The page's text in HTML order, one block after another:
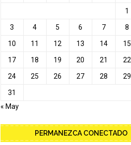
1
3 4 5 6 7 8
10 11 12 13 14 15
17 18 19 20 21 22
24 25 26 27 28 29
31
« May
PERMANEZCA CONECTADO